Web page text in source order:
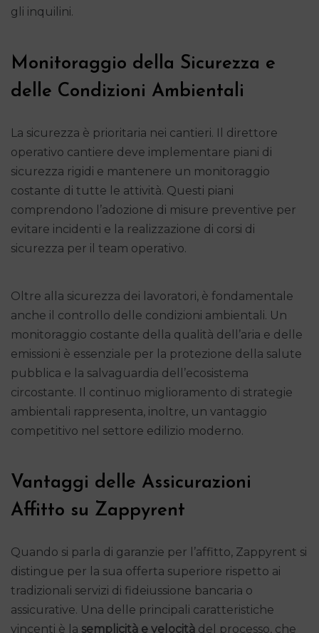
gli inquilini.
Monitoraggio della Sicurezza e
delle Condizioni Ambientali
La sicurezza è prioritaria nei cantieri. Il direttore
operativo cantiere deve implementare piani di
sicurezza rigidi e mantenere un monitoraggio
costante di tutte le attività. Questi piani
comprendono l’adozione di misure preventive per
evitare incidenti e la realizzazione di corsi di
sicurezza per il team operativo.
Oltre alla sicurezza dei lavoratori, è fondamentale
anche il controllo delle condizioni ambientali. Un
monitoraggio costante della qualità dell’aria e delle
emissioni è essenziale per la protezione della salute
pubblica e la salvaguardia dell’ecosistema
circostante. Il continuo miglioramento di strategie
ambientali rappresenta, inoltre, un vantaggio
competitivo nel settore edilizio moderno.
Vantaggi delle Assicurazioni
Affitto su Zappyrent
Quando si parla di garanzie per l’affitto, Zappyrent si
distingue per la sua offerta superiore rispetto ai
tradizionali servizi di fideiussione bancaria o
assicurative. Una delle principali caratteristiche
vincenti è la semplicità e velocità del processo, che